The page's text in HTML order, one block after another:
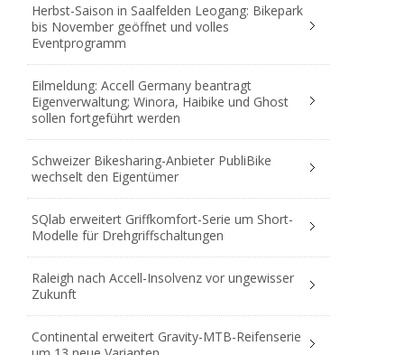
Herbst-Saison in Saalfelden Leogang: Bikepark
bis November geöffnet und volles
Eventprogramm
Eilmeldung: Accell Germany beantragt
Eigenverwaltung; Winora, Haibike und Ghost
sollen fortgeführt werden
Schweizer Bikesharing-Anbieter PubliBike
wechselt den Eigentümer
SQlab erweitert Griffkomfort-Serie um Short-
Modelle für Drehgriffschaltungen
Raleigh nach Accell-Insolvenz vor ungewisser
Zukunft
Continental erweitert Gravity-MTB-Reifenserie